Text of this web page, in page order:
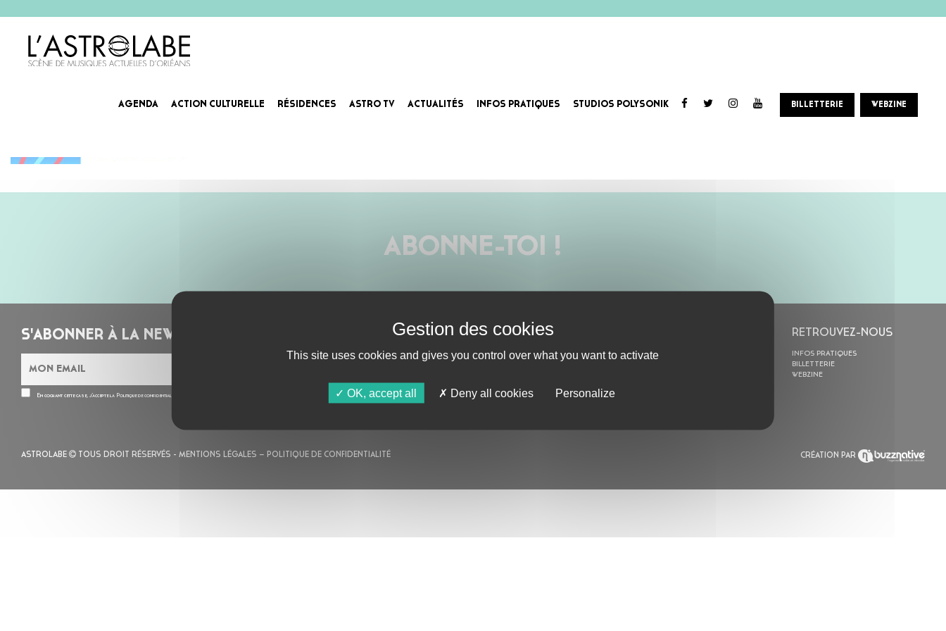
AGENDA ACTION CULTURELLE RÉSIDENCES ASTRO TV ACTUALITÉS INFOS PRATIQUES STUDIOS POLYSONIK BILLETTERIE WEBZINE
ABONNE-TOI !
S'ABONNER À LA NEWSLETTER
En cochant cette case, j’accepte la Politique de confidentialité
AU PROGRAMME
AGENDA
ACTION CULTURELLE
RETROUVEZ-NOUS
INFOS PRATIQUES
BILLETTERIE
WEBZINE
ASTROLABE TOUS DROIT RÉSERVÉS - MENTIONS LÉGALES – POLITIQUE DE CONFIDENTIALITÉ CRÉATION PAR
This site uses cookies and gives you control over what you want to activate
OK, accept all Deny all cookies Personalize